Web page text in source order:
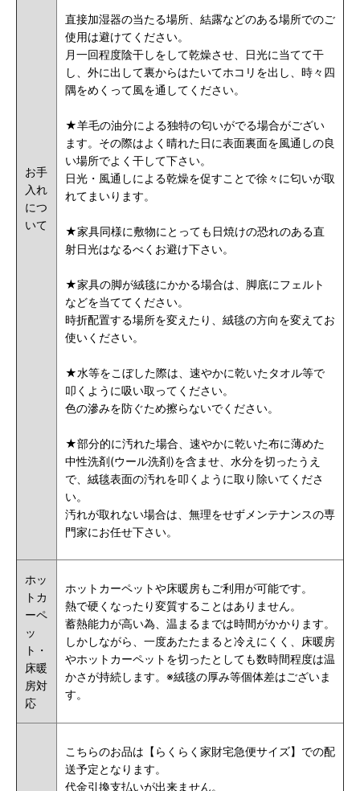
お手
入れ
につ
いて
直接加湿器の当たる場所、結露などのある場所でのご
使用は避けてください。
月一回程度陰干しをして乾燥させ、日光に当てて干
し、外に出して裏からはたいてホコリを出し、時々四
隅をめくって風を通してください。
★羊毛の油分による独特の匂いがでる場合がござい
ます。その際はよく晴れた日に表面裏面を風通しの良
い場所でよく干して下さい。
日光・風通しによる乾燥を促すことで徐々に匂いが取
れてまいります。
★家具同様に敷物にとっても日焼けの恐れのある直
射日光はなるべくお避け下さい。
★家具の脚が絨毯にかかる場合は、脚底にフェルト
などを当ててください。
時折配置する場所を変えたり、絨毯の方向を変えてお
使いください。
★水等をこぼした際は、速やかに乾いたタオル等で
叩くように吸い取ってください。
色の滲みを防ぐため擦らないでください。
★部分的に汚れた場合、速やかに乾いた布に薄めた
中性洗剤(ウール洗剤)を含ませ、水分を切ったうえ
で、絨毯表面の汚れを叩くように取り除いてくださ
い。
汚れが取れない場合は、無理をせずメンテナンスの専
門家にお任せ下さい。
ホッ
トカ
ーペ
ッ
ト・
床暖
房対
応
ホットカーペットや床暖房もご利用が可能です。
熱で硬くなったり変質することはありません。
蓄熱能力が高い為、温まるまでは時間がかかります。
しかしながら、一度あたたまると冷えにくく、床暖房
やホットカーペットを切ったとしても数時間程度は温
かさが持続します。※絨毯の厚み等個体差はございま
す。
こちらのお品は【らくらく家財宅急便サイズ】での配
送予定となります。
代金引換支払いが出来ません。